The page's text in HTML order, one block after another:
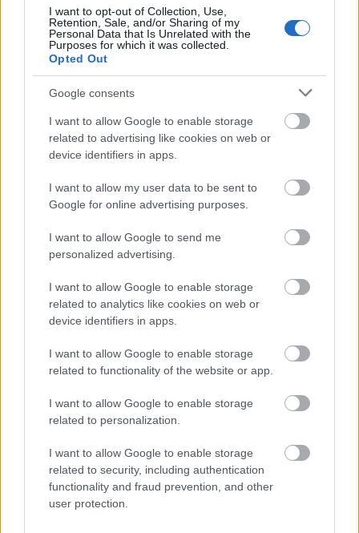
I want to opt-out of Collection, Use,
Retention, Sale, and/or Sharing of my
Personal Data that Is Unrelated with the
Purposes for which it was collected.
Opted Out
Google consents
I want to allow Google to enable storage
related to advertising like cookies on web or
device identifiers in apps.
I want to allow my user data to be sent to
Google for online advertising purposes.
I want to allow Google to send me
personalized advertising.
I want to allow Google to enable storage
related to analytics like cookies on web or
device identifiers in apps.
I want to allow Google to enable storage
related to functionality of the website or app.
I want to allow Google to enable storage
related to personalization.
I want to allow Google to enable storage
related to security, including authentication
functionality and fraud prevention, and other
user protection.
Egyetem
szúnyoginvázió elkerülésében
HIRDETÉS
HIRDETÉS
HIRDETÉS
LEGOLVASOTTABB
Kecskeméten is szakirányú
továbbképzésekkel erősít a Gál Ferenc
Egyetem
Túlfogyasztás napja - július 30-ra
felhasználta az emberiség a Föld egész
évre elegendő erőforrásait